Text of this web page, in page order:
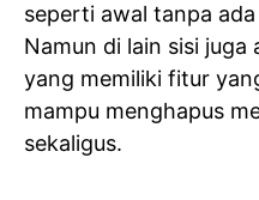
seperti awal tanpa
Namun di lain sisi juga
yang memiliki fitur
mampu menghapus
sekaligus.